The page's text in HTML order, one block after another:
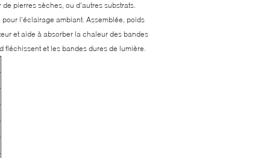
pierres sèches, ou d'autres substrats.
l'éclairage ambiant. Assemblée, poids
et aide à absorber la chaleur des bandes
fléchissent et les bandes dures de lumière.